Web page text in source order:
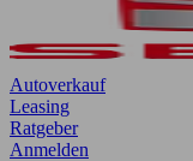
Autoverkauf
Leasing
Ratgeber
Anmelden